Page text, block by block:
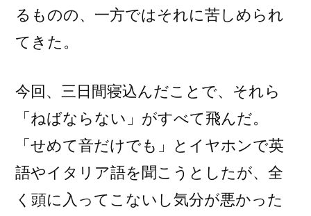
るものの、一方ではそれに苦しめられ
てきた。
今回、三日間寝込んだことで、それら
「ねばならない」がすべて飛んだ。
「せめて音だけでも」とイヤホンで英
語やイタリア語を聞こうとしたが、全
く頭に入ってこないし気分が悪かった